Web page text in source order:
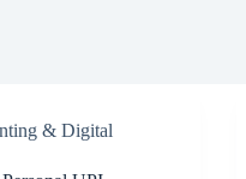
& Digital